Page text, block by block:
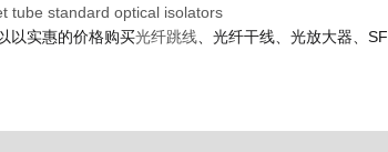
以实惠的价格购买光纤跳线、光纤干线、光放大器、